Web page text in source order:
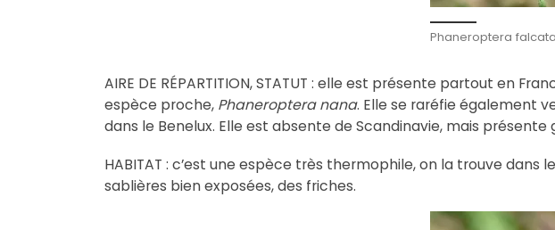
Phaneroptera falcata
AIRE DE RÉPARTITION, STATUT : elle est présente partout en
espèce proche, Phaneroptera nana. Elle se raréfie également
dans le Benelux. Elle est absente de Scandinavie, mais
HABITAT : c’est une espèce très thermophile, on la trouve
sablières bien exposées, des friches.